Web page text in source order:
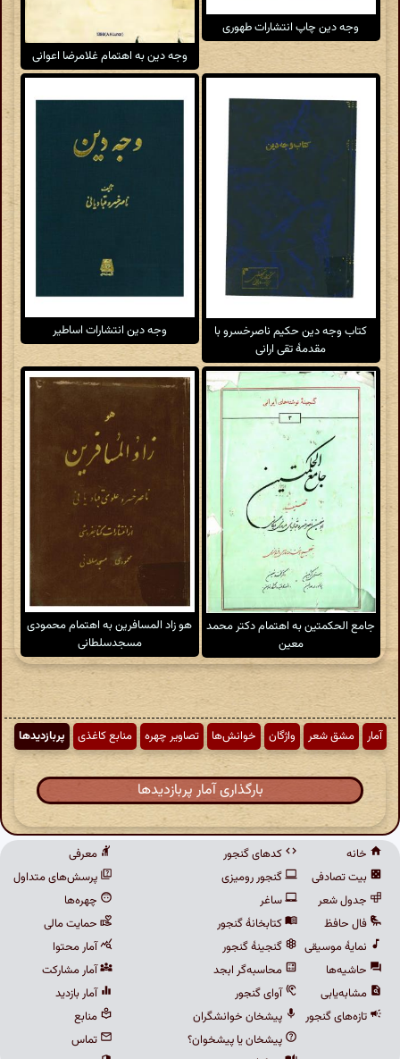
وجه دین چاپ انتشارات طهوری
وجه دین به اهتمام غلامرضا اعوانی
کتاب وجه دین حکیم ناصرخسرو با
مقدمهٔ تقی ارانی
وجه دین انتشارات اساطیر
جامع الحکمتین به اهتمام دکتر محمد
معین
هو زاد المسافرین به اهتمام محمودی
مسجدسلطانی
آمار مشق شعر واژگان خوانش‌ها تصاویر چهره منابع کاغذی پربازدیدها
بارگذاری آمار پربازدیدها
خانه
بیت تصادفی
جدول شعر
فال حافظ
نمایهٔ موسیقی
حاشیه‌ها
مشابه‌یابی
تازه‌های گنجور
کدهای گنجور
گنجور رومیزی
ساغر
کتابخانهٔ گنجور
گنجینهٔ گنجور
محاسبه‌گر ابجد
آوای گنجور
پیشخان خوانشگران
پیشخان یا پیشخوان؟
معرفی
پرسش‌های متداول
چهره‌ها
حمایت مالی
آمار محتوا
آمار مشارکت
آمار بازدید
منابع
تماس